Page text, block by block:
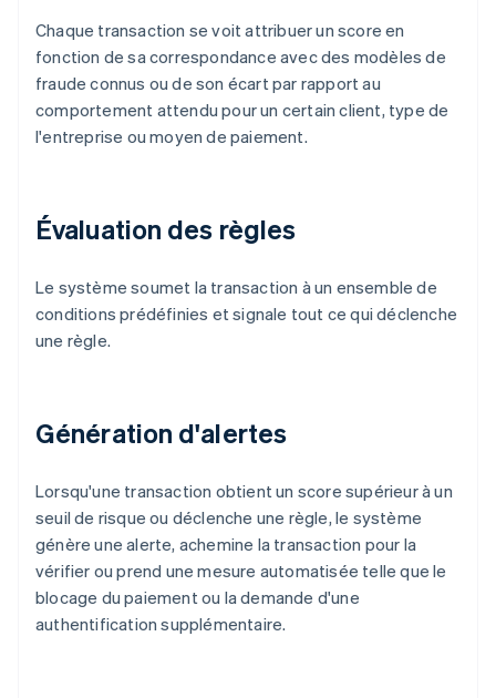
Chaque transaction se voit attribuer un score en
fonction de sa correspondance avec des modèles de
fraude connus ou de son écart par rapport au
comportement attendu pour un certain client, type de
l'entreprise ou moyen de paiement.
Évaluation des règles
Le système soumet la transaction à un ensemble de
conditions prédéfinies et signale tout ce qui déclenche
une règle.
Génération d'alertes
Lorsqu'une transaction obtient un score supérieur à un
seuil de risque ou déclenche une règle, le système
génère une alerte, achemine la transaction pour la
vérifier ou prend une mesure automatisée telle que le
blocage du paiement ou la demande d'une
authentification supplémentaire.